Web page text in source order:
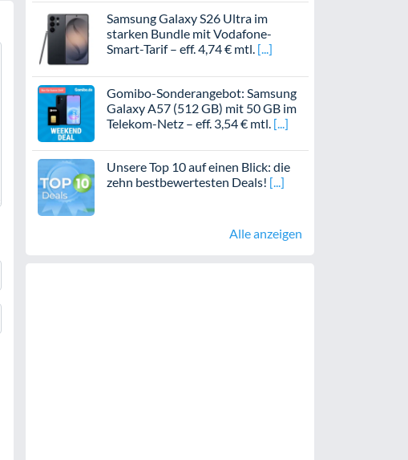
Samsung Galaxy S26 Ultra im
starken Bundle mit Vodafone-
Smart-Tarif – eff. 4,74 € mtl.
Gomibo-Sonderangebot: Samsung
Galaxy A57 (512 GB) mit 50 GB im
Telekom-Netz – eff. 3,54 € mtl.
Unsere Top 10 auf einen Blick: die
zehn bestbewertesten Deals!
Alle anzeigen